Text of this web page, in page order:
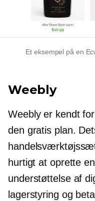
Et eksempel på en
Weebly
Weebly er kendt
den gratis plan.
hurtigt at oprette
understøttelse af
lagerstyring og